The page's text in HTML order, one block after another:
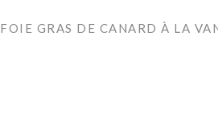
FOIE GRAS DE CANARD À LA